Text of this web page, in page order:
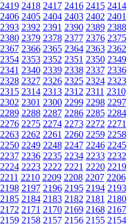
2419 2418 2417 2416 2415 2414
2406 2405 2404 2403 2402 2401
2393 2392 2391 2390 2389 2388
2380 2379 2378 2377 2376 2375
2367 2366 2365 2364 2363 2362
2354 2353 2352 2351 2350 2349
2341 2340 2339 2338 2337 2336
2328 2327 2326 2325 2324 2323
2315 2314 2313 2312 2311 2310
2302 2301 2300 2299 2298 2297
2289 2288 2287 2286 2285 2284
2276 2275 2274 2273 2272 2271
2263 2262 2261 2260 2259 2258
2250 2249 2248 2247 2246 2245
2237 2236 2235 2234 2233 2232
2224 2223 2222 2221 2220 2219
2211 2210 2209 2208 2207 2206
2198 2197 2196 2195 2194 2193
2185 2184 2183 2182 2181 2180
2172 2171 2170 2169 2168 2167
2159 2158 2157 2156 2155 2154